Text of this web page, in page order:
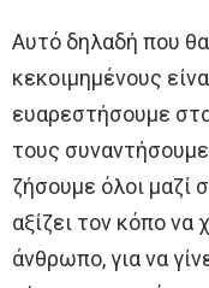
Αυτό δηλαδή που
κεκοιμημένους
ευαρεστήσουμε
τους
ζήσουμε όλοι μαζί
αξίζει τον κόπο να
άνθρωπο, για να